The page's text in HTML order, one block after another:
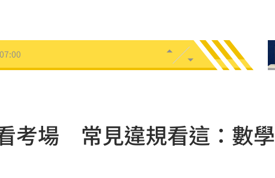
迷 06:39
考場 常見違規看這：數學